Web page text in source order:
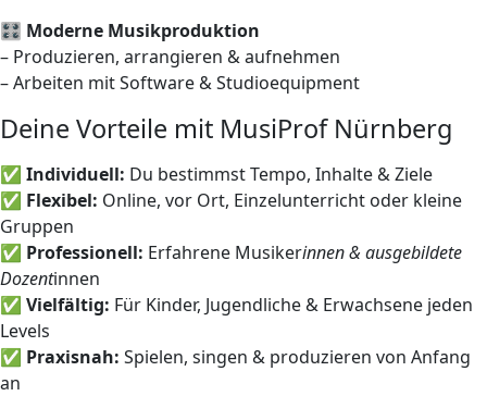
🎛️ Moderne Musikproduktion
– Produzieren, arrangieren & aufnehmen
– Arbeiten mit Software & Studioequipment
Deine Vorteile mit MusiProf Nürnberg
✅ Individuell: Du bestimmst Tempo, Inhalte & Ziele
✅ Flexibel: Online, vor Ort, Einzelunterricht oder kleine
Gruppen
✅ Professionell: Erfahrene Musikerinnen & ausgebildete
Dozentinnen
✅ Vielfältig: Für Kinder, Jugendliche & Erwachsene jeden
Levels
✅ Praxisnah: Spielen, singen & produzieren von Anfang
an